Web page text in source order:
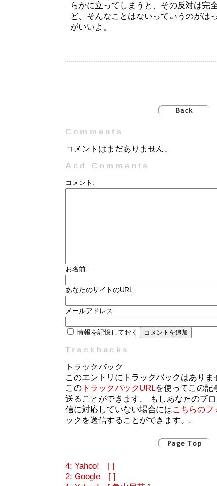
らかに立ってしまうと、その反対は完
ど、そんなことはないっていうのがは
がいいよ。
Comments
コメントはまだありません。
Add Comments
コメント:
お名前:
あなたのサイトのURL:
メールアドレス:
情報を記憶しておく
Trackbacks
トラックバック
このエントリにトラックバックはありま
この トラックバックURLを使ってこの記
送ることができます。 もしあなたのブ
信に対応していない場合にはこちらのフ
ックを送信することができます。.
4: Yahoo! [ ]
2: Google [ ]